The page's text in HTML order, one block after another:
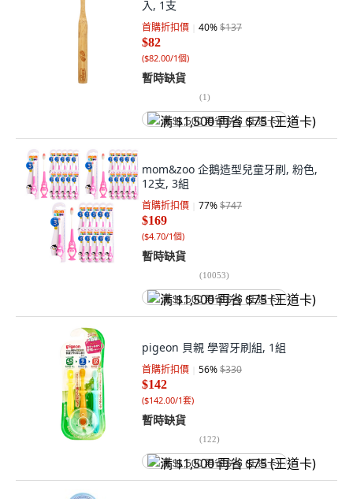
入, 1支
首購折扣價 40%$137
$82
($82.00/1個)
暫時缺貨
(1)
满 $1,500 再省 $75 (王道卡)
mom&zoo 企鵝造型兒童牙刷, 粉色,
12支, 3組
首購折扣價 77%$747
$169
($4.70/1個)
暫時缺貨
(10053)
满 $1,500 再省 $75 (王道卡)
pigeon 貝親 學習牙刷組, 1組
首購折扣價 56%$330
$142
($142.00/1套)
暫時缺貨
(122)
满 $1,500 再省 $75 (王道卡)